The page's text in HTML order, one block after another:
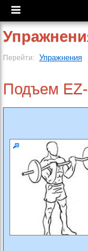
Перейти: Упражнения
Подъем